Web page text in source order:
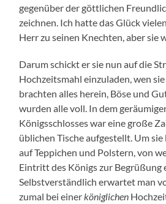
gegenüber der göttlichen
zeichnen. Ich hatte das Glück
Herr zu seinen Knechten, aber sie
Darum schickt er sie nun auf die
Hochzeitsmahl einzuladen, wen
brachten alles herein, Böse und
wurden alle voll. In dem
Königsschlosses war eine große
üblichen Tische aufgestellt. Um
auf Teppichen und Polstern, von
Eintritt des Königs zur Begrüßung
Selbstverständlich erwartet man
zumal bei einerköniglichen